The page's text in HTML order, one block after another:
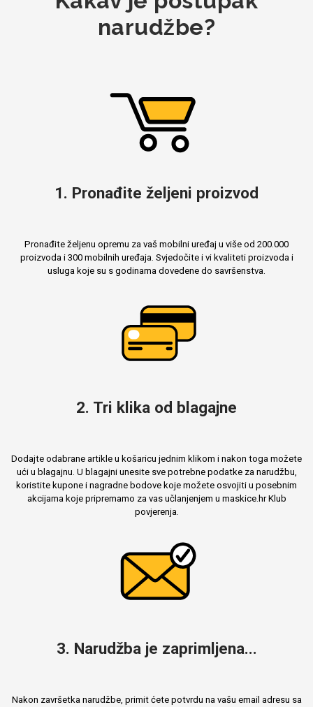
narudžbe?
1. Pronađite željeni proizvod
Pronađite željenu opremu za vaš mobilni uređaj u više od 200.000
proizvoda i 300 mobilnih uređaja. Svjedočite i vi kvaliteti proizvoda i
usluga koje su s godinama dovedene do savršenstva.
2. Tri klika od blagajne
Dodajte odabrane artikle u košaricu jednim klikom i nakon toga možete
ući u blagajnu. U blagajni unesite sve potrebne podatke za narudžbu,
koristite kupone i nagradne bodove koje možete osvojiti u posebnim
akcijama koje pripremamo za vas učlanjenjem u maskice.hr Klub
povjerenja.
3. Narudžba je zaprimljena...
Nakon završetka narudžbe, primit ćete potvrdu na vašu email adresu sa